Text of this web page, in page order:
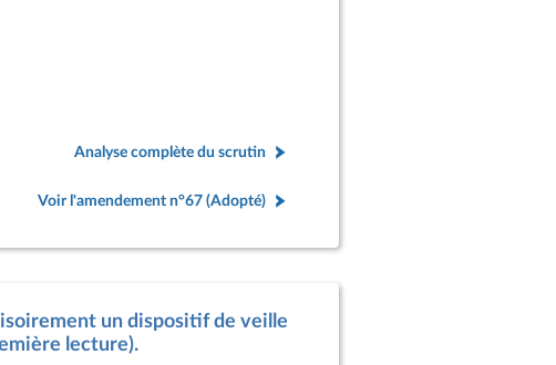
Analyse complète du scrutin
Voir l'amendement n°67 (Adopté)
un dispositif de veille
lecture).